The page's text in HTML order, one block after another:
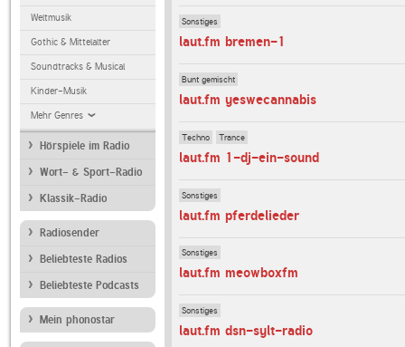
Weltmusik
Gothic & Mittelalter
Soundtracks & Musical
Kinder-Musik
Mehr Genres
Hörspiele im Radio
Wort- & Sport-Radio
Klassik-Radio
Radiosender
Beliebteste Radios
Beliebteste Podcasts
Mein phonostar
Sonstiges
laut.fm bremen-1
Bunt gemischt
laut.fm yeswecannabis
Techno Trance
laut.fm 1-dj-ein-sound
Sonstiges
laut.fm pferdelieder
Sonstiges
laut.fm meowboxfm
Sonstiges
laut.fm dsn-sylt-radio